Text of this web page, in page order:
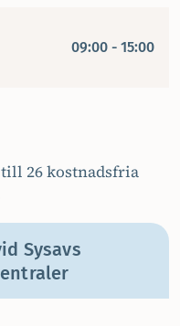
09:00 - 15:00
26 kostnadsfria
Sysavs